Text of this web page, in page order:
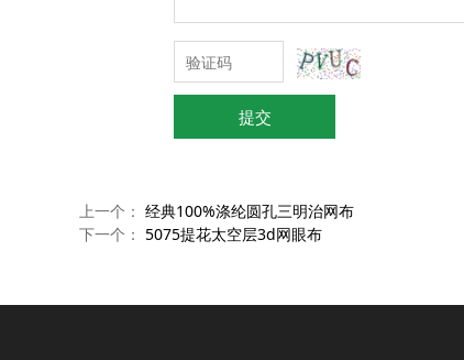
提交
上一个： 经典100%涤纶圆孔三明治网布
下一个： 5075提花太空层3d网眼布